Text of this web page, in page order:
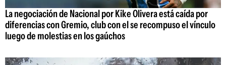
La negociación de Nacional por Kike Olivera está caída por
diferencias con Gremio, club con el se recompuso el vínculo
luego de molestias en los gaúchos